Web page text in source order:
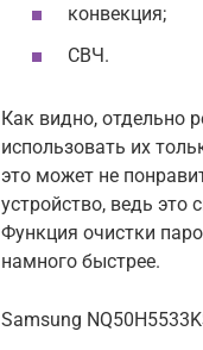
конвекция;
СВЧ.
Как видно, отдельно
использовать их
это может не
устройство, ведь
Функция очистки
намного быстрее.
Samsung